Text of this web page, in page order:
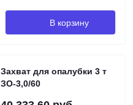
В корзину
Захват для опалубки 3 т
ЗО-3,0/60